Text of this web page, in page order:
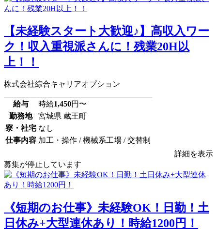
【未経験スタート大歓迎♪】高収入ワー
ク！収入重視派さんに！残業20H以
上！！
株式会社綜合キャリアオプション
給与 時給1,450円〜
勤務地
宮城県 蔵王町
寮・社宅 なし
仕事内容 加工・操作 / 機械系工場 / 交替制
詳細を表示
募集が停止しています
《短期のお仕事》未経験OK！日勤！土
日休み+大型連休あり！時給1200円！